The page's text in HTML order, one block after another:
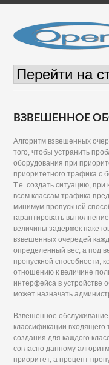
ВЗВЕШЕННОЕ
Алгоритм взвешенных
того, чтобы устранить
оборудования при
приоритетного трафика с
Т.е. создать ситуацию,
всем классам трафика
минимум пропускной
гарантировать
величины задержек
взвешенных очередей
определенный вес, а под
пропускной способности,
отношению к величине
интерфейса в устройстве
может назначать
Взвешенное
классификации входящего
создания для каждого
согласно данному
приоритет, а процент